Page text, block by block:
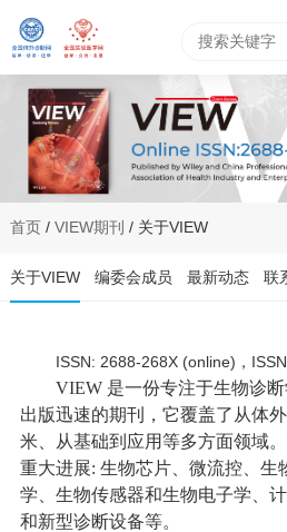
首页/ VIEW期刊 / 关于VIEW
关于VIEW 编委会成员 最新动态 联
ISSN: 2688-268X (online)，
VIEW 是一份专注于生物诊
出版迅速的期刊，它覆盖了从体
米、从基础到应用等多方面领域
重大进展: 生物芯片、微流控、生
学、生物传感器和生物电子学、
和新型诊断设备等。